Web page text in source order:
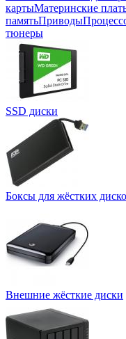
картыМатеринские
памятьПриводы
тюнеры
SSD диски
Боксы для жёстких
Внешние жёсткие диски